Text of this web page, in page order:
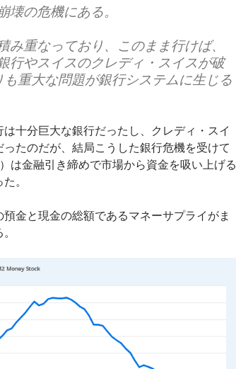
壊の危機にある。
み重なっており、このまま行けば、
行やスイスのクレディ・スイスが破
重大な問題が銀行システムに生じる
は十分巨大な銀行だったし、クレディ・スイ
ったのだが、結局こうした銀行危機を受けて
は金融引き締めで市場から資金を吸い上げる
。
金と現金の総額であるマネーサプライがま